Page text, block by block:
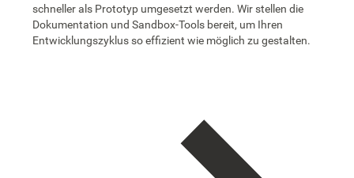
schneller als Prototyp umgesetzt werden. Wir stellen die
Dokumentation und Sandbox-Tools bereit, um Ihren
Entwicklungszyklus so effizient wie möglich zu gestalten.